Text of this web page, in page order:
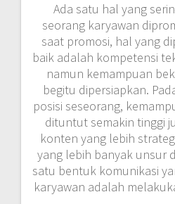
Ada satu hal yang
seorang karyawan
saat promosi, hal yang
baik adalah kompetensi
namun kemampuan
begitu dipersiapkan.
posisi seseorang,
dituntut semakin tinggi
konten yang lebih
yang lebih banyak unsur
satu bentuk komunikasi
karyawan adalah